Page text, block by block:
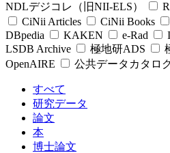
NDLデジコレ（旧NII-ELS）
CiNii Articles
CiNii Books
DBpedia
KAKEN e-Rad
LSDB Archive
極地研ADS
OpenAIRE
公共データカタロ
すべて
研究データ
論文
本
博士論文